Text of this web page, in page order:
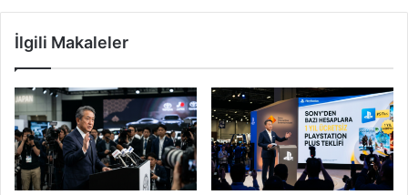
İlgili Makaleler